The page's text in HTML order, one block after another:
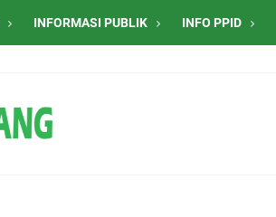
INFORMASI PUBLIK INFO PPID